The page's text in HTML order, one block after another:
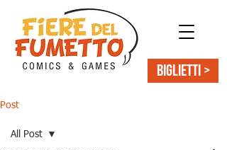
BIGLIETTI >
Post
All Post